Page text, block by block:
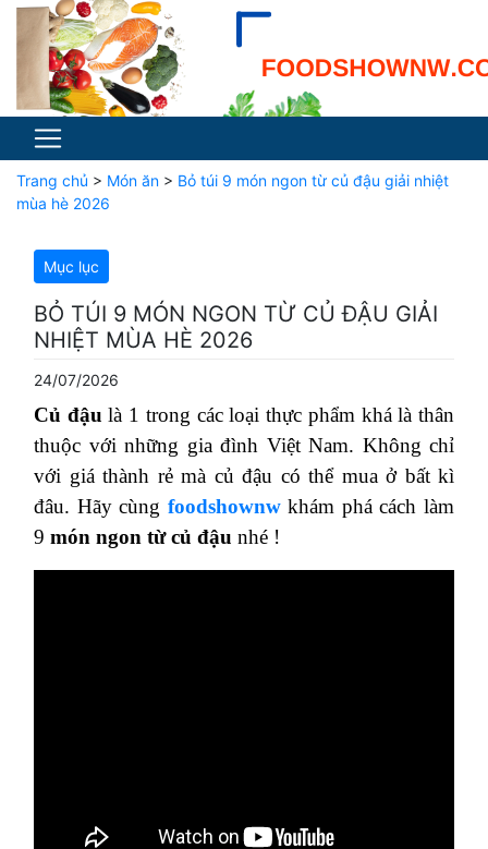
Trang chủ > Món ăn > Bỏ túi 9 món ngon từ củ đậu giải nhiệt
mùa hè 2026
Mục lục
BỎ TÚI 9 MÓN NGON TỪ CỦ ĐẬU GIẢI
NHIỆT MÙA HÈ 2026
24/07/2026
Củ đậu là 1 trong các loại thực phẩm khá là thân
thuộc với những gia đình Việt Nam. Không chỉ
với giá thành rẻ mà củ đậu có thể mua ở bất kì
đâu. Hãy cùng foodshownwkhám phá cách làm
9 món ngon từ củ đậu nhé !